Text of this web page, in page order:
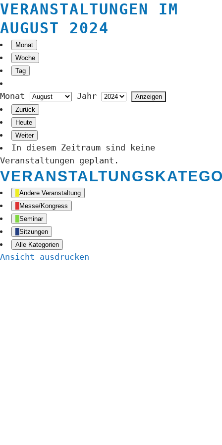
VERANSTALTUNGEN IM
AUGUST 2024
Monat
Woche
Tag
Monat Jahr
Zurück
Heute
Weiter
In diesem Zeitraum sind keine
Veranstaltungen geplant.
Andere Veranstaltung
Messe/Kongress
Seminar
Sitzungen
Alle Kategorien
Ansicht ausdrucken